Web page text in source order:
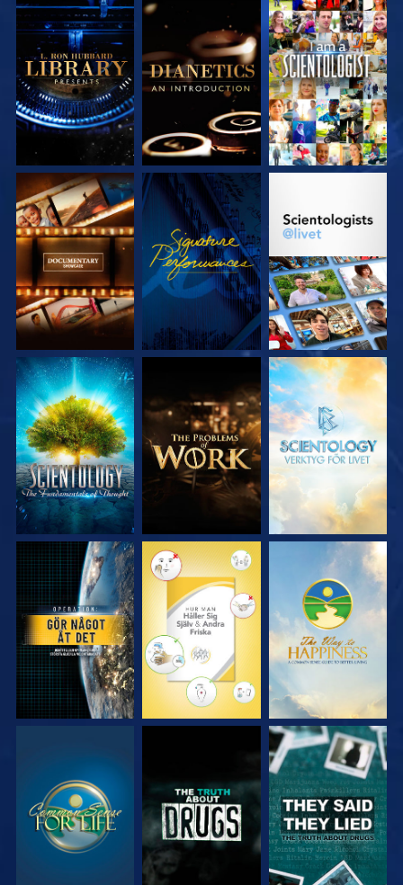
UTFORSKA
SERIEN
UTFORSKA
SERIEN
TITTA
UTFORSKA
SERIEN
TITTA
UTFORSKA
UTFORSKA
SERIEN
UTFORSKA
SERIEN
UTFORSKA
SERIEN
TITTA TITTA TITTA
TITTA TITTA TITTA